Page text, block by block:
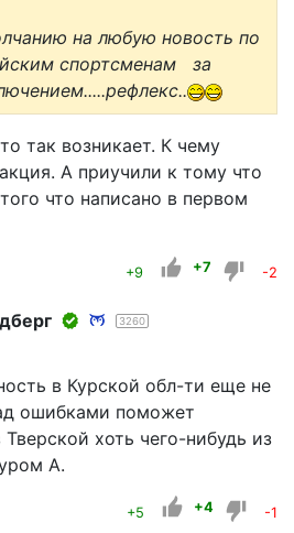
на любую новость по
спортсменам за
так возникает. К чему
А приучили к тому что
что написано в первом
+9 +7 -2
3260
в Курской обл-ти еще не
ошибками поможет
хоть чего-нибудь из
А.
+5 +4 -1